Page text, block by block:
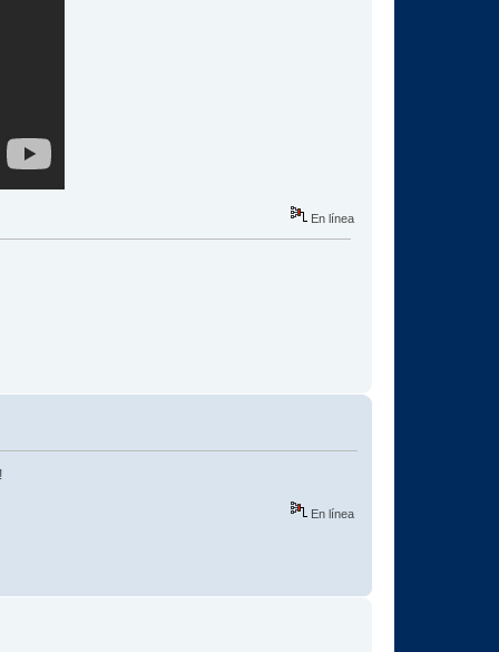
En línea
En línea